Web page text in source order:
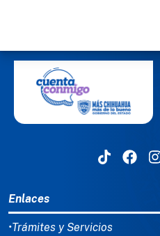
Enlaces
•Trámites y Servicios